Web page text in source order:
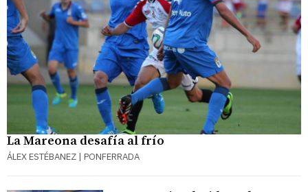
La Mareona desafía al frío
ÁLEX ESTÉBANEZ | PONFERRADA